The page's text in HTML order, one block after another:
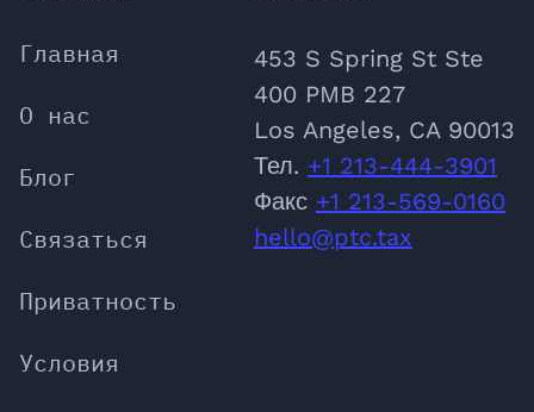
Главная
О нас
Блог
Связаться
Приватность
Условия
453 S Spring St Ste
400 PMB 227
Los Angeles, CA 90013
Тел. +1 213-444-3901
Факс +1 213-569-0160
hello@ptc.tax